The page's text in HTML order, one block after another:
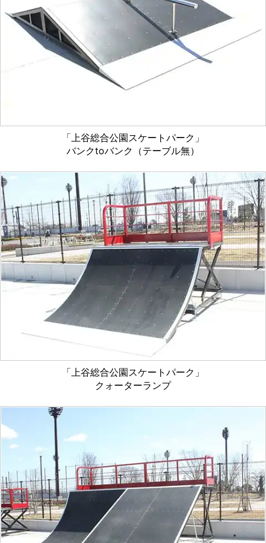
「上谷総合公園スケートパーク」
バンクtoバンク（テーブル無）
「上谷総合公園スケートパーク」
クォーターランプ